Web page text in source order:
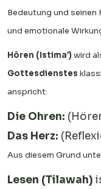
Bedeutung und seinen
und emotionale
Hören (Istima’) wird
Gottesdienstes
anspricht:
Die Ohren:
Das Herz:
Aus diesem Grund
Lesen (Tilawah)